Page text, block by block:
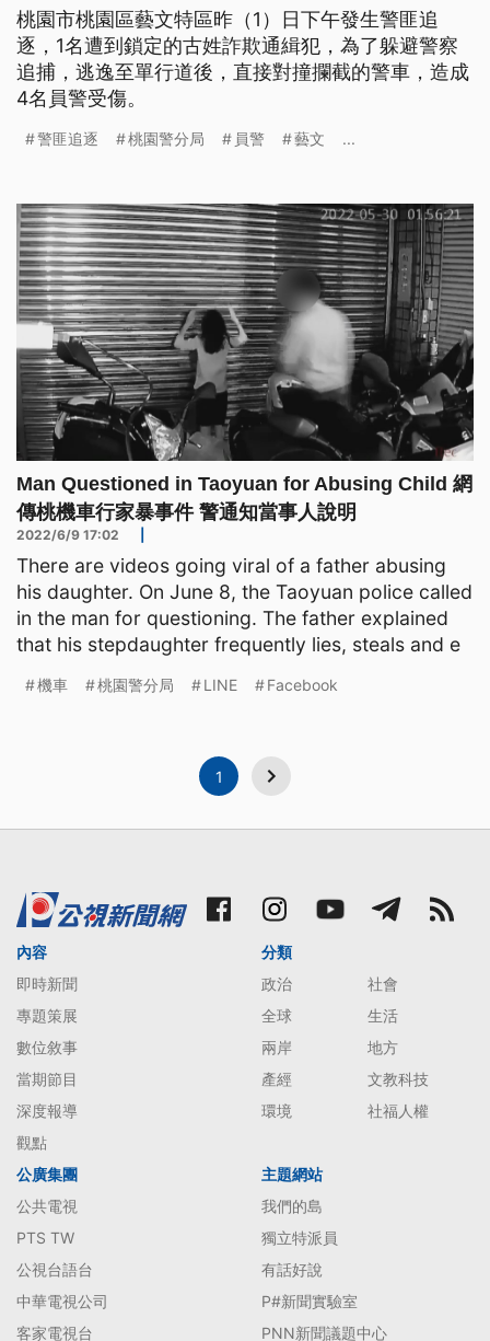
桃園市桃園區藝文特區昨（1）日下午發生警匪追
逐，1名遭到鎖定的古姓詐欺通緝犯，為了躲避警察
追捕，逃逸至單行道後，直接對撞攔截的警車，造成
4名員警受傷。
警匪追逐 桃園警分局 員警 藝文 ...
Man Questioned in Taoyuan for Abusing Child 網
傳桃機車行家暴事件 警通知當事人說明
2022/6/9 17:02
There are videos going viral of a father abusing
his daughter. On June 8, the Taoyuan police called
in the man for questioning. The father explained
that his stepdaughter frequently lies, steals and e
機車 桃園警分局 LINE Facebook
1
內容
即時新聞
專題策展
數位敘事
當期節目
深度報導
觀點
分類
政治
社會
全球
生活
兩岸
地方
產經
文教科技
環境
社福人權
公廣集團
公共電視
PTS TW
公視台語台
中華電視公司
客家電視台
主題網站
我們的島
獨立特派員
有話好說
P#新聞實驗室
PNN新聞議題中心